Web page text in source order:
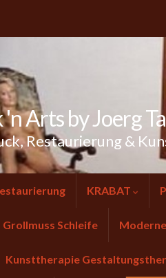
Arts by Joerg
Restaurierung &
KRABAT
Schleife
Kunsttherapie